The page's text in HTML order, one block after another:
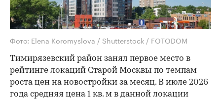
Фото: Elena Koromyslova / Shutterstock / FOTODOM
Тимирязевский район занял первое место в
рейтинге локаций Старой Москвы по темпам
роста цен на новостройки за месяц. В июле 2026
года средняя цена 1 кв. м в данной локации